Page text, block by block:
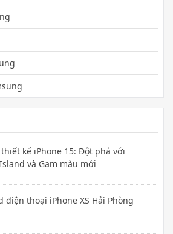
kế iPhone 15: Đột phá với
và Gam màu mới
điện thoại iPhone XS Hải Phòng